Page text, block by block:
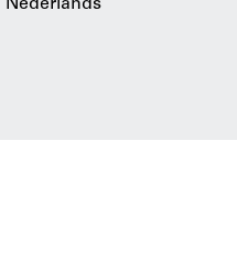
Nederlands